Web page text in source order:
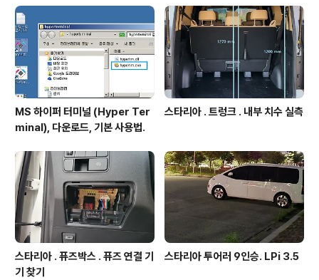
중앙 시거소켓- 이 부분은 차량 지붕의 철골이 근접해 있어
서 소켓 장착시 돌출 ..
MS 하이퍼 터미널 (Hyper Ter
minal), 다운로드, 기본 사용법.
스타리아 . 트렁크 . 내부 치수 실측
스타리아 . 퓨즈박스 . 퓨즈 연결 기
기 찾기
스타리아 투어러 9인승. LPi 3.5